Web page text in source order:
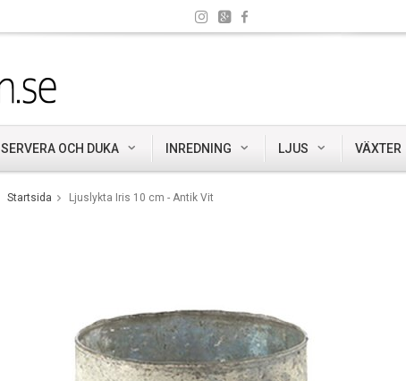
SERVERA OCH DUKA INREDNING LJUS VÄXTER
Startsida Ljuslykta Iris 10 cm - Antik Vit